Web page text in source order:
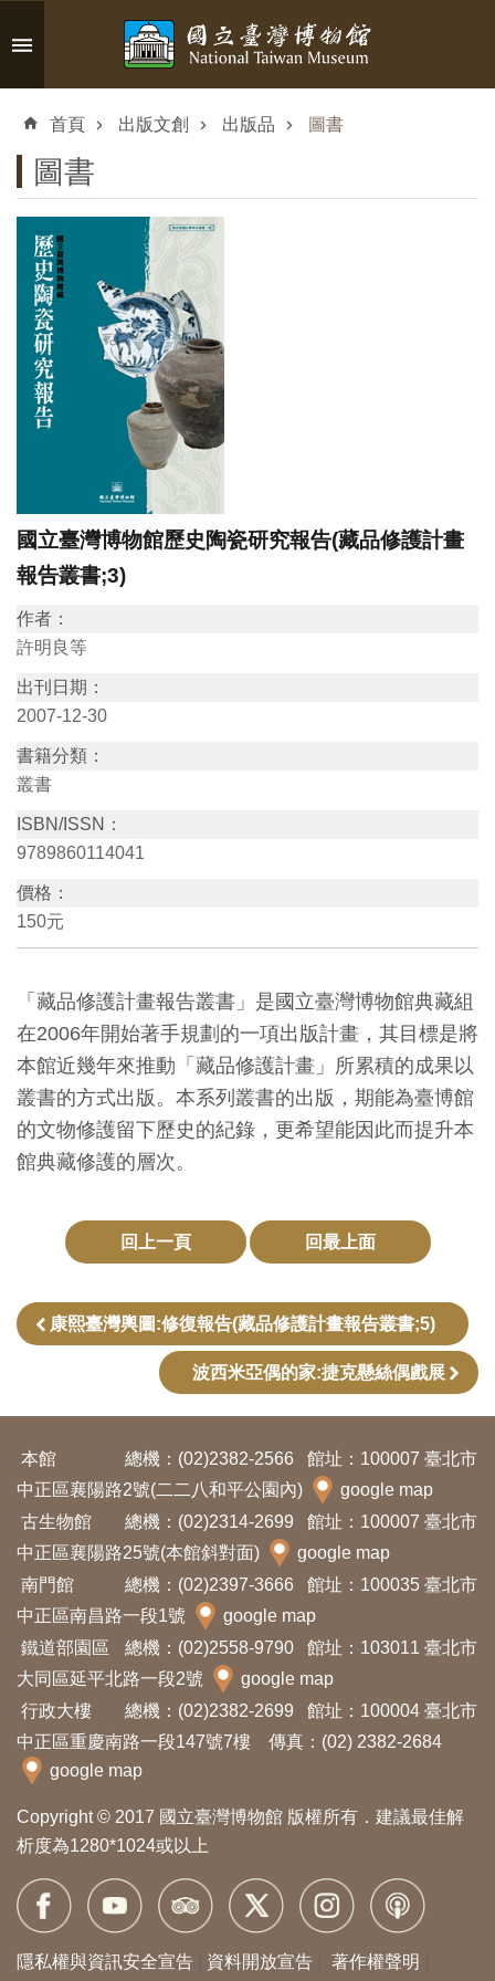
跳到主要內容區塊
搜
認
識
臺
博
參
訊
展
覽
資
訊
教
育
活
動
出
版
典
藏
研
究
服
務
公
開
資
訊
私
權
與
資
安
全
宣
告
首頁 出版文創 出版品 圖書
圖書
國立臺灣博物館歷史陶瓷研究報告(藏品修護計畫
報告叢書;3)
作者：
許明良等
出刊日期：
2007-12-30
書籍分類：
叢書
ISBN/ISSN：
9789860114041
價格：
150元
「藏品修護計畫報告叢書」是國立臺灣博物館典藏組
在2006年開始著手規劃的一項出版計畫，其目標是將
本館近幾年來推動「藏品修護計畫」所累積的成果以
叢書的方式出版。本系列叢書的出版，期能為臺博館
的文物修護留下歷史的紀錄，更希望能因此而提升本
館典藏修護的層次。
回上一頁 回最上面
康熙臺灣輿圖:修復報告(藏品修護計畫報告叢書;5)
波西米亞偶的家:捷克懸絲偶戲展
本館 總機：(02)2382-2566
館址：100007 臺北市
中正區襄陽路2號(二二八和平公園內)
google map
古生物館
總機：(02)2314-2699
館址：100007 臺北市
中正區襄陽路25號(本館斜對面)
google map
南門館
總機：(02)2397-3666
館址：100035 臺北市
中正區南昌路一段1號
google map
鐵道部園區
總機：(02)2558-9790
館址：103011 臺北市
大同區延平北路一段2號
google map
行政大樓
總機：(02)2382-2699
館址：100004 臺北市
中正區重慶南路一段147號7樓 傳真：(02) 2382-2684
google map
Copyright © 2017 國立臺灣博物館 版權所有．建議最佳解
析度為1280*1024或以上
隱私權與資訊安全宣告 資料開放宣告 著作權聲明